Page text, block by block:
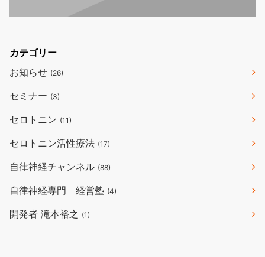
カテゴリー
お知らせ (26)
セミナー (3)
セロトニン (11)
セロトニン活性療法 (17)
自律神経チャンネル (88)
自律神経専門 経営塾 (4)
開発者 滝本裕之 (1)